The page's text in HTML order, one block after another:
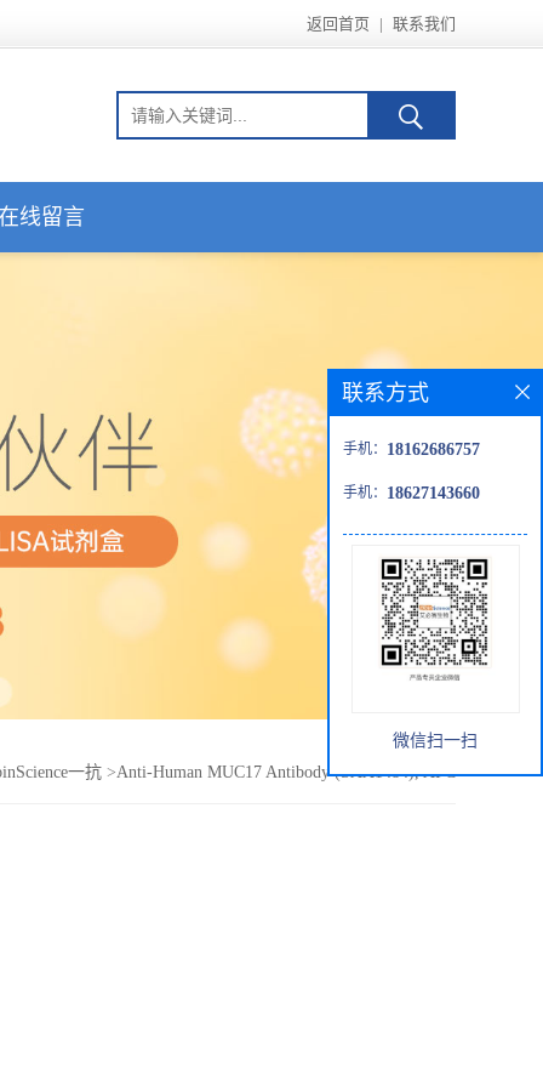
返回首页 | 联系我们
线留言
一抗 >Anti-Human MUC17 Antibody (SAA1484), APC
联系方式
手机： 18162686757
手机： 18627143660
微信扫一扫